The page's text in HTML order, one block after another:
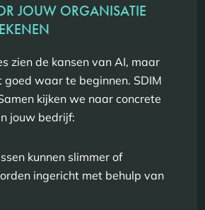
JOUW ORGANISATIE
zien de kansen van AI, maar
waar te beginnen. SDIM
kijken we naar concrete
jouw bedrijf:
kunnen slimmer of
ingericht met behulp van